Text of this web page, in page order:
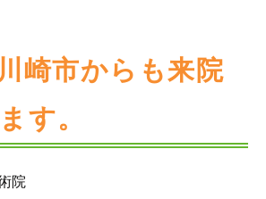
崎市からも来院
す。
院